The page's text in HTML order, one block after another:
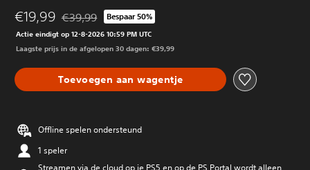
€19,99 Korting ten opzichte van de oorspronkelijke prijs van
€39,99 Bespaar 50%
Actie eindigt op 12-8-2026 10:59 PM UTC
Laagste prijs in de afgelopen 30 dagen: €39,99
Toevoegen aan wagentje
Offline spelen ondersteund
1 speler
Streamen via de cloud op je PS5 en op de PS Portal wordt alleen